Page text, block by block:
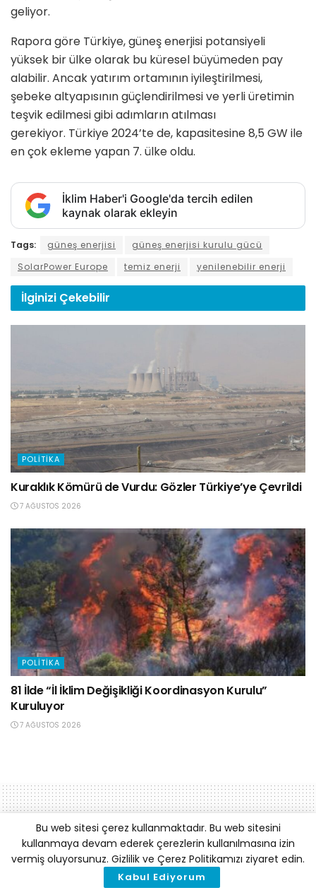
geliyor.
Rapora göre Türkiye, güneş enerjisi potansiyeli
yüksek bir ülke olarak bu küresel büyümeden pay
alabilir. Ancak yatırım ortamının iyileştirilmesi,
şebeke altyapısının güçlendirilmesi ve yerli üretimin
teşvik edilmesi gibi adımların atılması
gerekiyor. Türkiye 2024’te de, kapasitesine 8,5 GW ile
en çok ekleme yapan 7. ülke oldu.
İklim Haber'i Google'da tercih edilen
kaynak olarak ekleyin
Tags: güneş enerjisi
güneş enerjisi kurulu gücü
SolarPower Europe
temiz enerji yenilenebilir enerji
İlginizi Çekebilir
POLITIKA
Kuraklık Kömürü de Vurdu: Gözler Türkiye’ye Çevrildi
7 AĞUSTOS 2026
POLITIKA
81 İlde “İl İklim Değişikliği Koordinasyon Kurulu”
Kuruluyor
7 AĞUSTOS 2026
Bu web sitesi çerez kullanmaktadır. Bu web sitesini
kullanmaya devam ederek çerezlerin kullanılmasına izin
vermiş oluyorsunuz. Gizlilik ve Çerez Politikamızı ziyaret edin.
Kabul Ediyorum